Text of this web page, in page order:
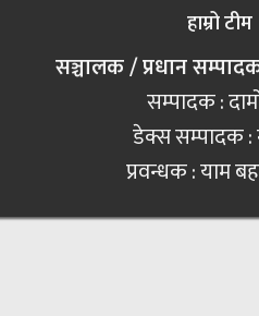
हाम्रो टीम
सञ्चालक / प्रधान
सम्पादक :
डेक्स सम्पादक :
प्रवन्धक : याम